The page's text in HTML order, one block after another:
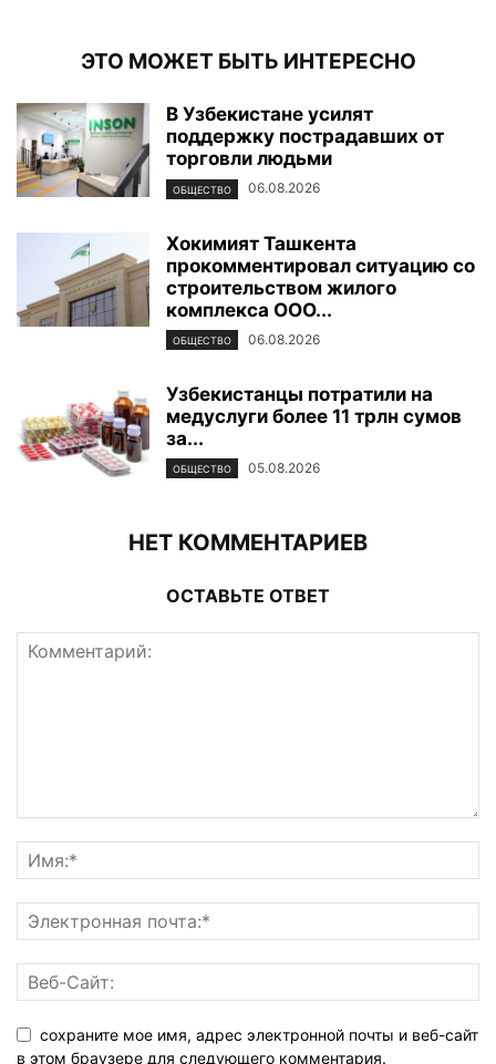
ЭТО МОЖЕТ БЫТЬ ИНТЕРЕСНО
В Узбекистане усилят
поддержку пострадавших от
торговли людьми
ОБЩЕСТВО 06.08.2026
Хокимият Ташкента
прокомментировал ситуацию со
строительством жилого
комплекса ООО...
ОБЩЕСТВО 06.08.2026
Узбекистанцы потратили на
медуслуги более 11 трлн сумов
за...
ОБЩЕСТВО 05.08.2026
НЕТ КОММЕНТАРИЕВ
ОСТАВЬТЕ ОТВЕТ
сохраните мое имя, адрес электронной почты и веб-сайт
в этом браузере для следующего комментария.